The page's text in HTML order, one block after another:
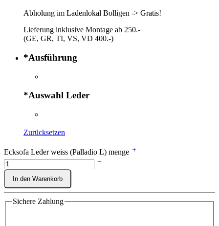
Abholung im Ladenlokal Bolligen -> Gratis!
Lieferung inklusive Montage ab 250.-
(GE, GR, TI, VS, VD 400.-)
*Ausführung
*Auswahl Leder
Zurücksetzen
Ecksofa Leder weiss (Palladio L) menge
In den Warenkorb
Sichere Zahlung